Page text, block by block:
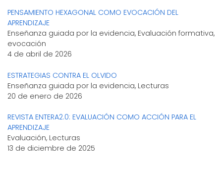
PENSAMIENTO HEXAGONAL COMO EVOCACIÓN DEL
APRENDIZAJE
Enseñanza guiada por la evidencia, Evaluación formativa,
evocación
4 de abril de 2026
ESTRATEGIAS CONTRA EL OLVIDO
Enseñanza guiada por la evidencia, Lecturas
20 de enero de 2026
REVISTA ENTERA2.0: EVALUACIÓN COMO ACCIÓN PARA EL
APRENDIZAJE
Evaluación, Lecturas
13 de diciembre de 2025